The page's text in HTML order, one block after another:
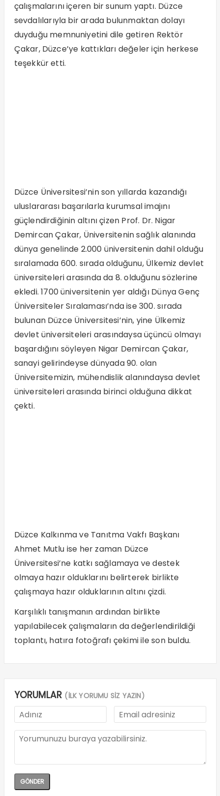
çalışmalarını içeren bir sunum yaptı. Düzce
sevdalılarıyla bir arada bulunmaktan dolayı
duyduğu memnuniyetini dile getiren Rektör
Çakar, Düzce’ye kattıkları değeler için herkese
teşekkür etti.
Düzce Üniversitesi’nin son yıllarda kazandığı
uluslararası başarılarla kurumsal imajını
güçlendirdiğinin altını çizen Prof. Dr. Nigar
Demircan Çakar, Üniversitenin sağlık alanında
dünya genelinde 2.000 üniversitenin dahil olduğu
sıralamada 600. sırada olduğunu, Ülkemiz devlet
üniversiteleri arasında da 8. olduğunu sözlerine
ekledi. 1700 üniversitenin yer aldığı Dünya Genç
Üniversiteler Sıralaması’nda ise 300. sırada
bulunan Düzce Üniversitesi’nin, yine Ülkemiz
devlet üniversiteleri arasındaysa üçüncü olmayı
başardığını söyleyen Nigar Demircan Çakar,
sanayi gelirindeyse dünyada 90. olan
Üniversitemizin, mühendislik alanındaysa devlet
üniversiteleri arasında birinci olduğuna dikkat
çekti.
Düzce Kalkınma ve Tanıtma Vakfı Başkanı
Ahmet Mutlu ise her zaman Düzce
Üniversitesi’ne katkı sağlamaya ve destek
olmaya hazır olduklarını belirterek birlikte
çalışmaya hazır olduklarının altını çizdi.
Karşılıklı tanışmanın ardından birlikte
yapılabilecek çalışmaların da değerlendirildiği
toplantı, hatıra fotoğrafı çekimi ile son buldu.
YORUMLAR (İLK YORUMU SİZ YAZIN)